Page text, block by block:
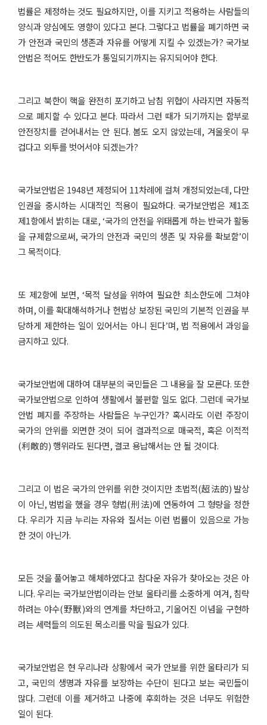
법률은 제정하는 것도 필요하지만, 이를 지키고 적용하는 사람들의
양식과 양심에도 영향이 있다고 본다. 그렇다고 법률을 폐기하면 국
가 안전과 국민의 생존과 자유를 어떻게 지킬 수 있겠는가?국가보
안법은 적어도 한반도가 통일되기까지는 유지되어야 한다.
그리고 북한이 핵을 완전히 포기하고 남침 위협이 사라지면 자동적
으로 폐지할 수 있다고 본다. 따라서 그런 때가 되기까지는 함부로
안전장치를 걷어내서는 안 된다. 봄도 오지 않았는데, 겨울옷이 무
겁다고 외투를 벗어서야 되겠는가?
국가보안법은 1948년 제정되어 11차례에 걸쳐 개정되었는데, 다만
인권을 중시하는 시대적인 적용이 필요하다.국가보안법은 제1조
제1항에서 밝히는 대로, ‘국가의 안전을 위태롭게 하는 반국가 활동
을 규제함으로써,국가의 안전과 국민의 생존 및 자유를 확보함’이
그 목적이다.
또 제2항에 보면, ‘목적 달성을 위하여 필요한 최소한도에 그쳐야
하며, 이를 확대해석하거나 헌법상 보장된 국민의 기본적 인권을 부
당하게 제한하는 일이 있어서는 아니 된다’며, 법 적용에서 과잉을
금지하고 있다.
국가보안법에 대하여 대부분의 국민들은 그 내용을 잘 모른다.또한
국가보안법으로 인하여 생활에서 불편할 일도 없다. 그런데 국가보
안법 폐지를 주장하는 사람들은 누구인가? 혹시라도 이런 주장이
국가의 안위를 외면한 것이 되어 결과적으로 매국적, 혹은 이적적
(利敵的)행위라도 된다면, 결코 용납해서는 안 될 것이다.
그리고 이 법은 국가의 안위를 위한 것이지만 초법적(超法的) 발상
이 아닌, 범법을 했을 경우 형법(刑法)에 연동하여 그 형량을 정한
다.우리가 지금 누리는 자유와 질서는 이런 법률이 있음으로 가능
한 것이 아닌가.
모든 것을 풀어놓고 해체하였다고 참다운 자유가 찾아오는 것은 아
니다.우리는 국가보안법이라는 안보 울타리를 소중하게 여겨, 침략
하려는 야수(野獸)와의 연계를 차단하고, 기울어진 이념을 구현하
려는 세력들의 의도된 목소리를 막을 필요가 있다.
국가보안법은 현 우리나라 상황에서 국가 안보를 위한 울타리가 되
고, 국민의 생명과 자유를 보장하는 수단이 된다고 보는 국민들이
많다. 그런데 이를 제거하고 나중에 후회하는 것은 너무도 위험한
일이 된다.